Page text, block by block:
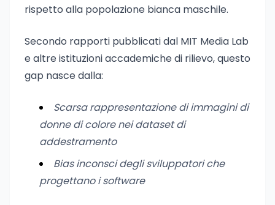
rispetto alla popolazione bianca maschile.
Secondo rapporti pubblicati dal MIT Media Lab
e altre istituzioni accademiche di rilievo, questo
gap nasce dalla:
Scarsa rappresentazione di immagini di
donne di colore nei dataset di
addestramento
Bias inconsci degli sviluppatori che
progettano i software